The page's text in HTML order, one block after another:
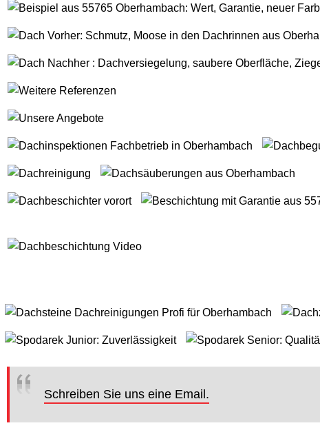
Schreiben Sie uns eine Email.